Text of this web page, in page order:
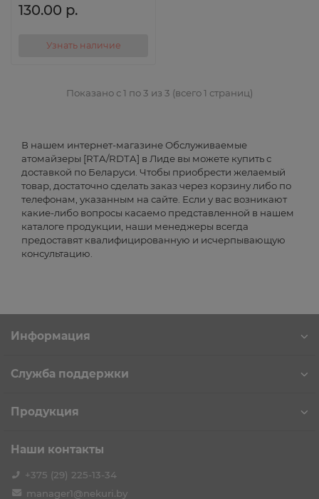
130.00 р.
Узнать наличие
Показано с 1 по 3 из 3 (всего 1 страниц)
В нашем интернет-магазине Обслуживаемые
атомайзеры [RTA/RDTA] в Лиде вы можете купить с
доставкой по Беларуси. Чтобы приобрести желаемый
товар, достаточно сделать заказ через корзину либо по
телефонам, указанным на сайте. Если у вас возникают
какие-либо вопросы касаемо представленной в нашем
каталоге продукции, наши менеджеры всегда
предоставят квалифицированную и исчерпывающую
консультацию.
Информация
Служба поддержки
Продукция
Наши контакты
+375 (29) 225-13-34
manager1@nekuri.by